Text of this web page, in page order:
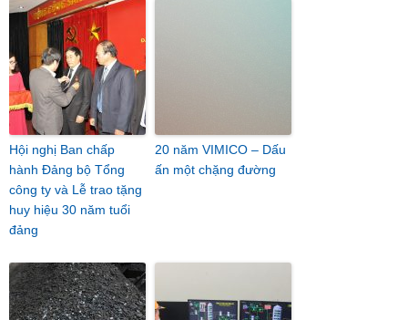
Hội nghị Ban chấp
hành Đảng bộ Tổng
công ty và Lễ trao tặng
huy hiệu 30 năm tuổi
đảng
20 năm VIMICO – Dấu
ấn một chặng đường